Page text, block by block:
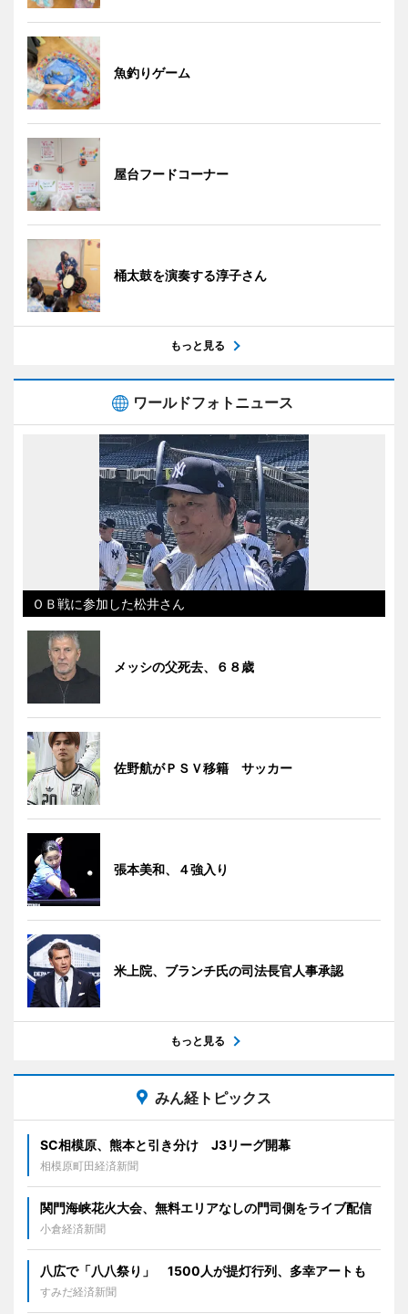
魚釣りゲーム
屋台フードコーナー
桶太鼓を演奏する淳子さん
もっと見る
ワールドフォトニュース
ＯＢ戦に参加した松井さん
メッシの父死去、６８歳
佐野航がＰＳＶ移籍 サッカー
張本美和、４強入り
米上院、ブランチ氏の司法長官人事承認
もっと見る
みん経トピックス
SC相模原、熊本と引き分け J3リーグ開幕
相模原町田経済新聞
関門海峡花火大会、無料エリアなしの門司側をライブ配信
小倉経済新聞
八広で「八八祭り」 1500人が提灯行列、多幸アートも
すみだ経済新聞